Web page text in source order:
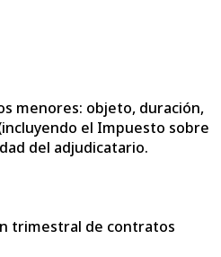
menores: objeto, duración,
el Impuesto sobre
del adjudicatario.
trimestral de contratos